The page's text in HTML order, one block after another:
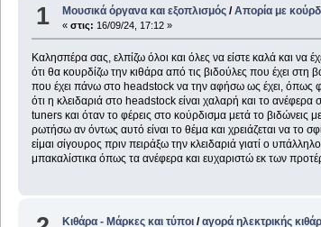
1 Μουσικά όργανα και εξοπλισμός /Απορία με
«στις: 16/09/24, 17:12 »
Καλησπέρα σας, ελπίζω όλοι και όλες να είστε καλά και
ότι θα κουρδίζω την κιθάρα από τις βιδούλες που έχει
που έχει πάνω στο headstock να την αφήσω ως έχει, όπως
ότι η κλειδαριά στο headstock είναι χαλαρή και το ανέφερα
tuners και όταν το φέρεις στο κούρδισμα μετά το βιδώνεις
ρωτήσω αν όντως αυτό είναι το θέμα και χρειάζεται να
είμαι σίγουρος πριν πειράξω την κλειδαριά γιατί ο
μπακαλίστικα όπως τα ανέφερα και ευχαριστώ εκ των
Κιθάρα - Μάρκες και τύποι /αγορά ηλεκτρικής